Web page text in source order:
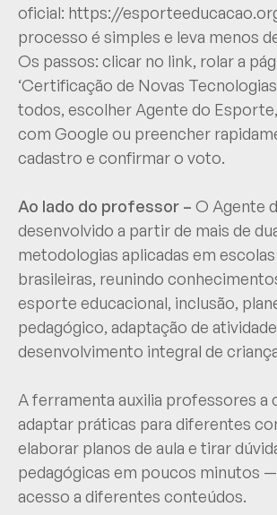
oficial: https://
processo é simples e leva menos
Os passos: clicar no link, rolar a
‘Certificação de Novas
todos, escolher Agente do
com Google ou preencher
cadastro e confirmar o voto.
Ao lado do professor – O Agente
desenvolvido a partir de mais de
metodologias aplicadas em
brasileiras, reunindo
esporte educacional, inclusão,
pedagógico, adaptação de
desenvolvimento integral de
A ferramenta auxilia professores a
adaptar práticas para diferentes
elaborar planos de aula e tirar
pedagógicas em poucos minutos
acesso a diferentes conteúdos.